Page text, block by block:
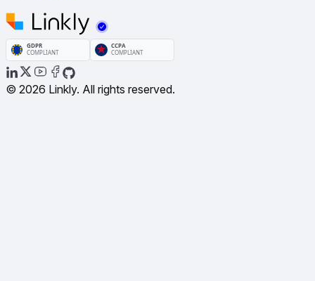
© 2026 Linkly. All rights reserved.